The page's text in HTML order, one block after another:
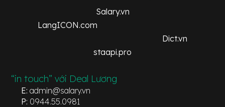
Salary.vn
LangICON.com
Dict.vn
staapi.pro
“in touch” với Deal Lương
E: admin@salary.vn
P: 0944.55.0981